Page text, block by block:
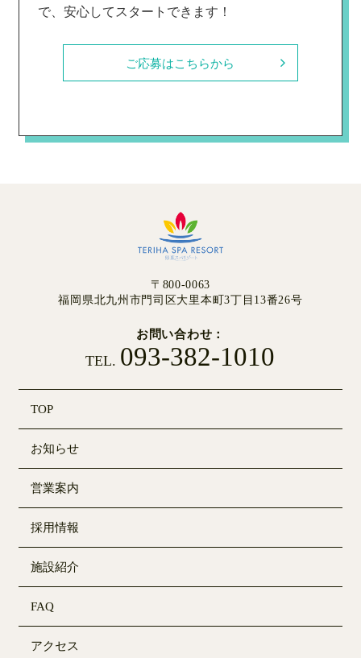
で、安心してスタートできます！
ご応募はこちらから
〒800-0063
福岡県北九州市門司区大里本町3丁目13番26号
お問い合わせ
TEL. 093-382-1010
TOP
お知らせ
営業案内
採用情報
施設紹介
FAQ
アクセス